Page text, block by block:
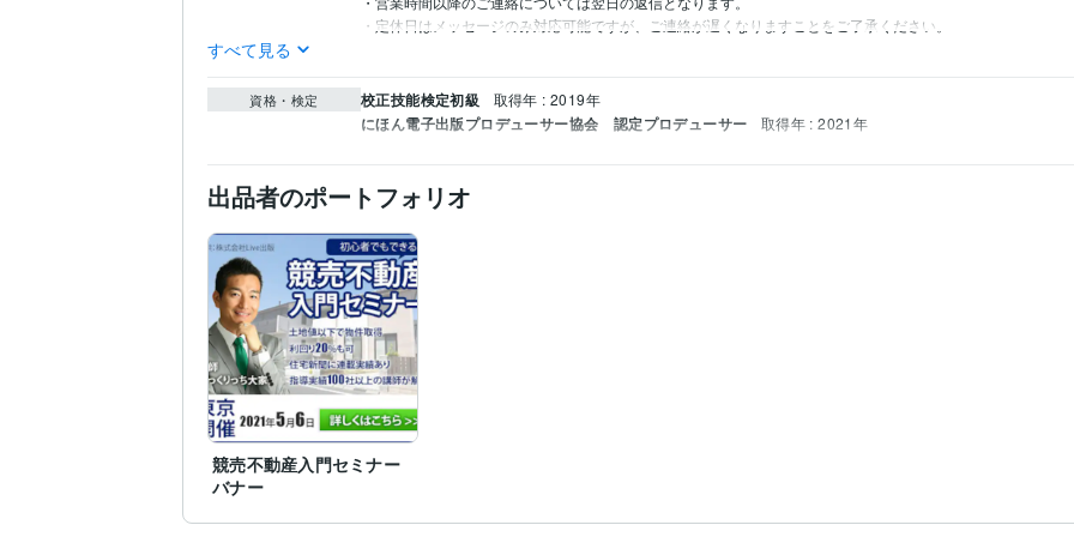
・定休日はメッセージのみ対応可能ですが、ご連絡が遅くなりますことをご了承ください。
すべて見る
資格・検定 校正技能検定初級 取得年 : 2019年
にほん電子出版プロデューサー協会 認定プロデューサー 取得年 : 2021年
出品者のポートフォリオ
競売不動産入門セミナー
バナー